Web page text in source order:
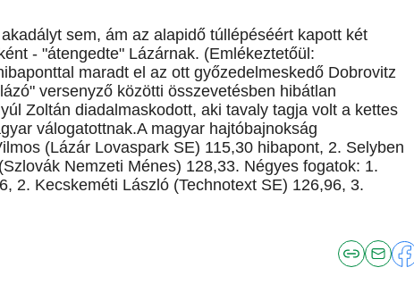
sem, ám az alapidő túllépéséért kapott két
- "átengedte" Lázárnak. (Emlékeztetőül:
maradt el az ott győzedelmeskedő Dobrovitz
versenyző közötti összevetésben hibátlan
Zoltán diadalmaskodott, aki tavaly tagja volt a kettes
válogatottnak.A magyar hajtóbajnokság
(Lázár Lovaspark SE) 115,30 hibapont, 2. Selyben
Nemzeti Ménes) 128,33. Négyes fogatok: 1.
2. Kecskeméti László (Technotext SE) 126,96, 3.